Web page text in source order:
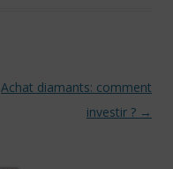
Achat diamants: comment
investir ? →